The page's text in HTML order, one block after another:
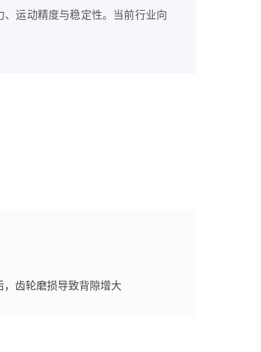
运动精度与稳定性。当前行业向
，齿轮磨损导致背隙增大